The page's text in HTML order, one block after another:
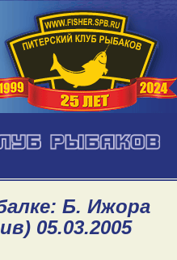
Б. Ижора
05.03.2005